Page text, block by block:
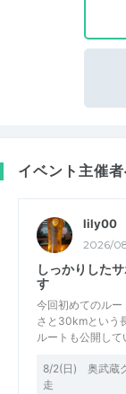
イベント主催
lily00
2026/
しっかりした
す
今回初めてのル
さと30kmという
ルートも公開し
8/2(日) 奥武蔵
走